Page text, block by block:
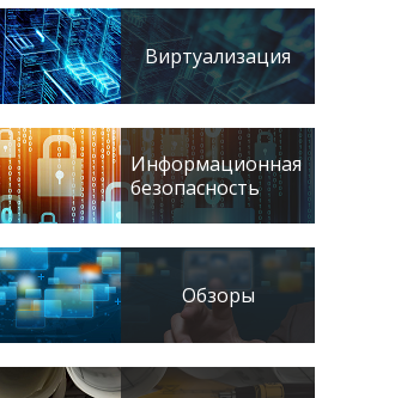
Виртуализация
Информационная
безопасность
Обзоры